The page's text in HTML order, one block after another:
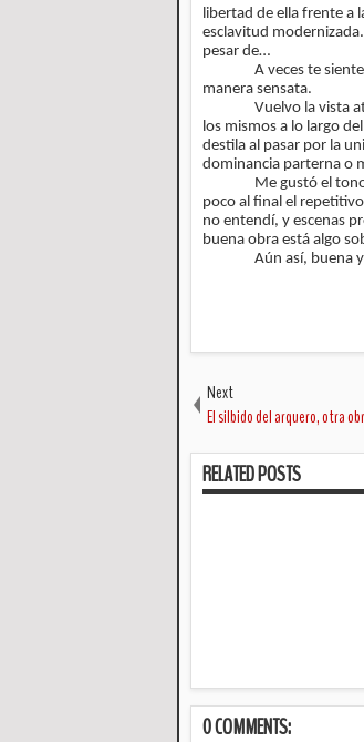
libertad de ella frente a
esclavitud
pesar de…
A veces te
manera sensata.
Vuelvo la vista
los mismos a lo largo
destila al pasar por la
dominancia parterna o
Me gustó el
poco al final el
no entendí, y escenas
buena obra está algo
Aún así, buena
Next
El silbido del arquero, otra
RELATED POSTS
0 COMMENTS: